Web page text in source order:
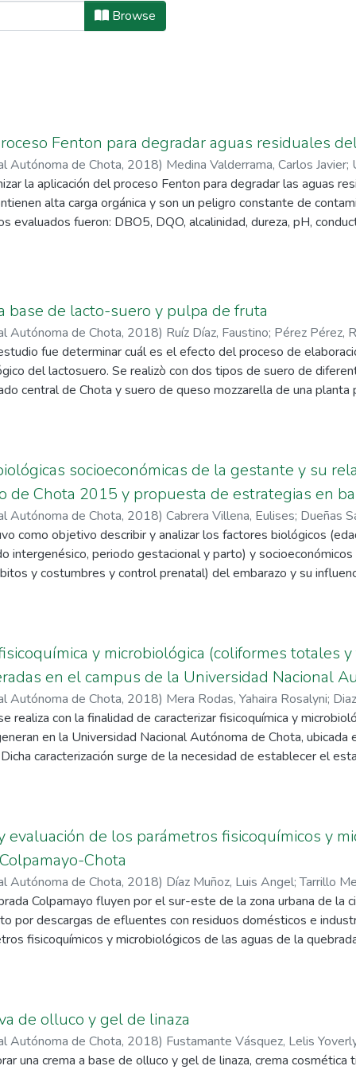
de investigación by Title
Browse
Fenton para degradar aguas residuales
Autónoma de Chota, 2018) Medina Valderrama, Carlos Javier;
;Montero Del Aguila, Edgar Michel
la aplicación del proceso Fenton para degradar las aguas
alta carga orgánica y son un peligro constante de
evaluados fueron: DBO5, DQO, alcalinidad, dureza, pH,
oxido-reducción, oxígeno disuelto y análisis microbiológicos
acuerdo al diseño Box – Behnken y optimización mediante
Statgraphics 5.1 plus. Se encontró un tiempo óptimo de
de FeSO4, H2O2 y pH fueron de 2110,55 mg/L, 1092,67 mg/
indicador de biodegradabilidad a un valor de 0.5 y una
ser una alternativa eficaz para el tratamiento de aguas
base de lacto-suero y pulpa de fruta
Autónoma de Chota, 2018) Ruíz Díaz, Faustino; Pérez Pérez,
fue determinar cuál es el efecto del proceso de
del lactosuero. Se realizò con dos tipos de suero de
central de Chota y suero de queso mozzarella de una planta
en frascos de vidrio que luego posteriormente
por cada uno y de la planta procesadora de 7 lotes de
se realizó mediante el equipo MILKOTESTER (Master
se analizó estadísticamente médiate el software MINITAB 18.
hasta 10−5 que luego se sembró en agar mediante el
análisis proteico mostraron que la muestra de suero de
y el lactosuero de mozarrella de 0.3 a 0.5% comprobando
a que en el proceso de queso mozzarella se emplea
dio como resultado 9,90 X105 UFC/ml de la muestra de
de lactosuero de queso mozzarella. Siendo el
junto con la manipulación e indumentaria repercutieron
socioeconómicas de la gestante y su
de Chota 2015 y propuesta de estrategias en
Autónoma de Chota, 2018) Cabrera Villena, Eulises; Dueñas
como objetivo describir y analizar los factores biológicos
intergenésico, periodo gestacional y parto) y
y costumbres y control prenatal) del embarazo y su
que la edad, el índice de masa corporal, el aumento de peso
de la madre de un recién nacido, con bajo peso al
prenatal incompleto, una edad superior a los 34 años,
parto por cesárea e intergénicos largos periodo.
y microbiológica (coliformes totales
en el campus de la Universidad Nacional
Autónoma de Chota, 2018) Mera Rodas, Yahaira Rosalyni;
realiza con la finalidad de caracterizar fisicoquímica y
en la Universidad Nacional Autónoma de Chota, ubicada
caracterización surge de la necesidad de establecer el
en alto grado a nuestro medio ambiente. Para dar
eléctrica, temperatura, demanda química de oxígeno,
Para la determinación de los ensayos microbiológicos
diferentes principalmente en factores como temperatura y
fisicoquímicas y microbiológicas, dieron como
los límites máximos permisibles acotados en el
microbiana de coliformes totales y fecales son 3 veces
evaluación de los parámetros fisicoquímicos y
Chota
Autónoma de Chota, 2018) Díaz Muñoz, Luis Angel;Tarrillo
Valderrama, Carlos Javier
Colpamayo fluyen por el sur-este de la zona urbana de la
por descargas de efluentes con residuos domésticos e
fisicoquímicos y microbiológicos de las aguas de la
de muestreo (EM), en tres temporadas, estiaje (junio),
III). De los parámetros microbiológicos se obtuvo que cinco
establecidos, la Escherichia coli presenta valores muy
de los coliformes termotolerantes se evidencian en
100ml). De los parámetros fisicoquímicos, el PH, la
de olluco y gel de linaza
Autónoma de Chota, 2018) Fustamante Vásquez, Lelis
una crema a base de olluco y gel de linaza, crema